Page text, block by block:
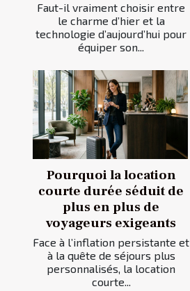
Faut-il vraiment choisir entre
le charme d’hier et la
technologie d’aujourd’hui pour
équiper son...
Pourquoi la location
courte durée séduit de
plus en plus de
voyageurs exigeants
Face à l’inflation persistante et
à la quête de séjours plus
personnalisés, la location
courte...